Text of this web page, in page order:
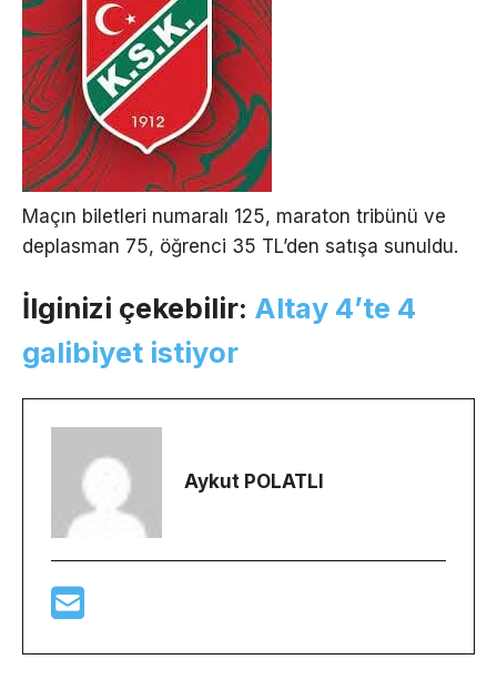
Maçın biletleri numaralı 125, maraton tribünü ve
deplasman 75, öğrenci 35 TL’den satışa sunuldu.
İlginizi çekebilir: Altay 4’te 4
galibiyet istiyor
Aykut POLATLI